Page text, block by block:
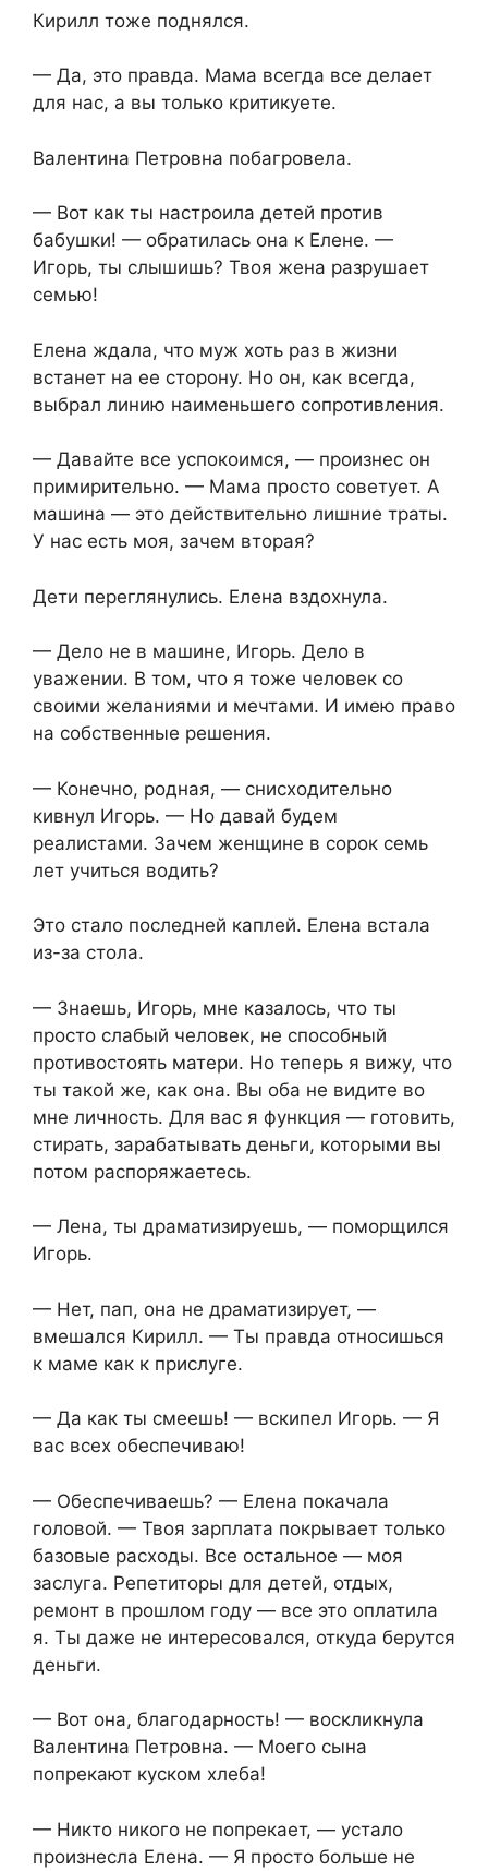
Кирилл тоже поднялся.
— Да, это правда. Мама всегда все делает
для нас, а вы только критикуете.
Валентина Петровна побагровела.
— Вот как ты настроила детей против
бабушки! — обратилась она к Елене. —
Игорь, ты слышишь? Твоя жена разрушает
семью!
Елена ждала, что муж хоть раз в жизни
встанет на ее сторону. Но он, как всегда,
выбрал линию наименьшего сопротивления.
— Давайте все успокоимся, — произнес он
примирительно. — Мама просто советует. А
машина — это действительно лишние траты.
У нас есть моя, зачем вторая?
Дети переглянулись. Елена вздохнула.
— Дело не в машине, Игорь. Дело в
уважении. В том, что я тоже человек со
своими желаниями и мечтами. И имею право
на собственные решения.
— Конечно, родная, — снисходительно
кивнул Игорь. — Но давай будем
реалистами. Зачем женщине в сорок семь
лет учиться водить?
Это стало последней каплей. Елена встала
из-за стола.
— Знаешь, Игорь, мне казалось, что ты
просто слабый человек, не способный
противостоять матери. Но теперь я вижу, что
ты такой же, как она. Вы оба не видите во
мне личность. Для вас я функция — готовить,
стирать, зарабатывать деньги, которыми вы
потом распоряжаетесь.
— Лена, ты драматизируешь, — поморщился
Игорь.
— Нет, пап, она не драматизирует, —
вмешался Кирилл. — Ты правда относишься
к маме как к прислуге.
— Да как ты смеешь! — вскипел Игорь. — Я
вас всех обеспечиваю!
— Обеспечиваешь? — Елена покачала
головой. — Твоя зарплата покрывает только
базовые расходы. Все остальное — моя
заслуга. Репетиторы для детей, отдых,
ремонт в прошлом году — все это оплатила
я. Ты даже не интересовался, откуда берутся
деньги.
— Вот она, благодарность! — воскликнула
Валентина Петровна. — Моего сына
попрекают куском хлеба!
— Никто никого не попрекает, — устало
произнесла Елена. — Я просто больше не